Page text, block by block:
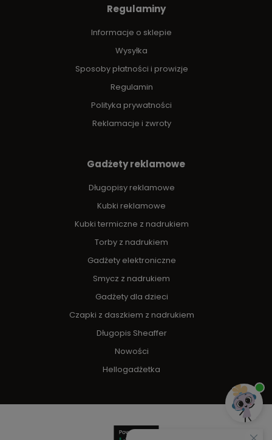
Regulaminy
Informacje o sklepie
Wysyłka
Sposoby płatności i prowizje
Regulamin
Polityka prywatności
Reklamacje i zwroty
Gadżety reklamowe
Długopisy reklamowe
Kubki reklamowe
Kubki termiczne z nadrukiem
Torby z nadrukiem
Gadżety elektroniczne
Smycz z nadrukiem
Gadżety dla dzieci
Czapki z daszkiem z nadrukiem
Długopis Sheaffer
Nowości
Hellogadżetka